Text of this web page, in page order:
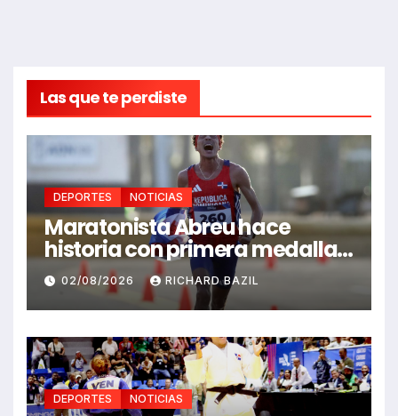
Las que te perdiste
DEPORTES NOTICIAS
Maratonista Abreu hace
historia con primera medalla
en Juegos Santo Domingo
2026
02/08/2026 RICHARD BAZIL
DEPORTES NOTICIAS